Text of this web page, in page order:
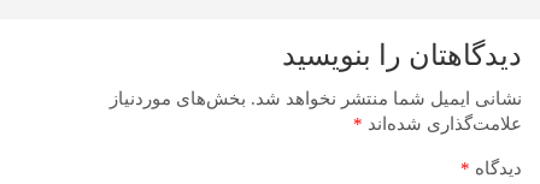
دیدگاهتان را بنویسید
نشانی ایمیل شما منتشر نخواهد شد. بخش‌های موردنیاز
علامت‌گذاری شده‌اند*
دیدگاه*